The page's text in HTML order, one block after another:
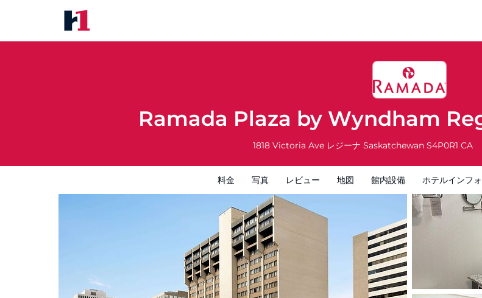
Ramada Plaza by Wyndham
1818 Victoria Ave レジーナ Saskatchewan S4P0R1 CA
料金 写真 レビュー 地図 館内設備 ホテルインフ